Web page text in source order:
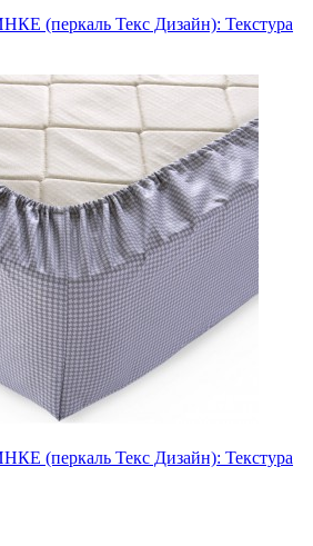
(перкаль Текс Дизайн): Текстура
(перкаль Текс Дизайн): Текстура